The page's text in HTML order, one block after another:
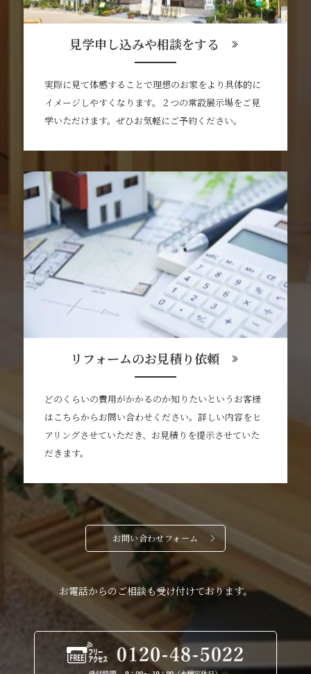
見学申し込みや相談をする
実際に見て体感することで理想のお家をより具体的に
イメージしやすくなります。２つの常設展示場をご見
学いただけます。ぜひお気軽にご予約ください。
リフォームのお見積り依頼
どのくらいの費用がかかるのか知りたいというお客様
はこちらからお問い合わせください。詳しい内容をヒ
アリングさせていただき、お見積りを提示させていた
だきます。
お問い合わせフォーム
お電話からのご相談も受け付けております。